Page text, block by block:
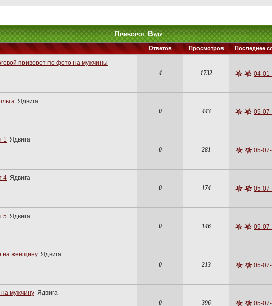
Приворот Вуду
Ответов Просмотров Последнее
приворот по фото на мужчины
4 1732 04-
Ядвига
0
443 05-
1 Ядвига
0
281 05-
4 Ядвига
0
174 05-
5 Ядвига
0
146 05-
на женщину Ядвига
0
213 05-
на мужчину Ядвига
0
396 05-